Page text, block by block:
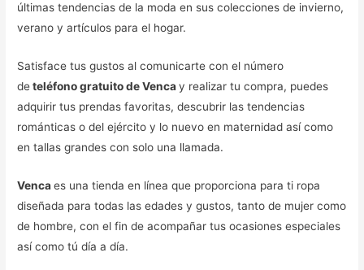
últimas tendencias de la moda en sus colecciones de invierno,
verano y artículos para el hogar.
Satisface tus gustos al comunicarte con el número
deteléfono gratuito de Vencay realizar tu compra, puedes
adquirir tus prendas favoritas, descubrir las tendencias
románticas o del ejército y lo nuevo en maternidad así como
en tallas grandes con solo una llamada.
Vencaes una tienda en línea que proporciona para ti ropa
diseñada para todas las edades y gustos, tanto de mujer como
de hombre, con el fin de acompañar tus ocasiones especiales
así como tú día a día.